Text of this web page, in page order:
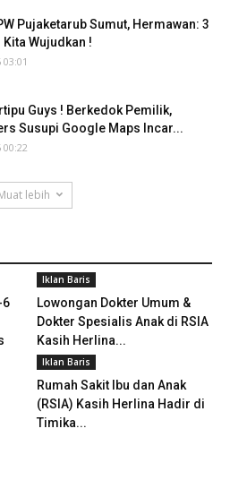
Pujaketarub Sumut, Hermawan: 3
Wujudkan !
Guys ! Berkedok Pemilik,
Susupi Google Maps Incar...
lebih
6
Iklan Baris
Lowongan Dokter Umum &
Dokter Spesialis Anak di RSIA
Kasih Herlina...
Iklan Baris
Rumah Sakit Ibu dan Anak
(RSIA) Kasih Herlina Hadir di
Timika...